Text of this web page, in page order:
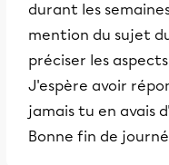
durant les
mention du sujet
préciser les
J'espère avoir
jamais tu en avais
Bonne fin de